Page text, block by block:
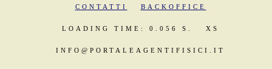
CONTATTI BACKOFFICE
LOADING TIME: 0.056 S. XS
INFO@PORTALEAGENTIFISICI.IT